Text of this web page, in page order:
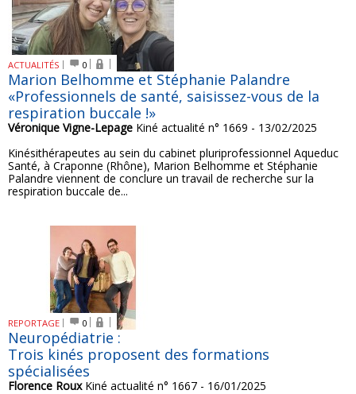
ACTUALITÉS 0
Marion Belhomme et Stéphanie Palandre
«Professionnels de santé, saisissez-vous de la
respiration buccale !»
Véronique Vigne-Lepage Kiné actualité n° 1669 - 13/02/2025
Kinésithérapeutes au sein du cabinet pluriprofessionnel Aqueduc
Santé, à Craponne (Rhône), Marion Belhomme et Stéphanie
Palandre viennent de conclure un travail de recherche sur la
respiration buccale de...
REPORTAGE 0
Neuropédiatrie :
Trois kinés proposent des formations
spécialisées
Florence RouxKiné actualité n° 1667 - 16/01/2025